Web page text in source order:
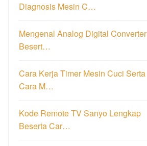
Diagnosis Mesin C…
Mengenal Analog Digital Converter
Besert…
Cara Kerja Timer Mesin Cuci Serta
Cara M…
Kode Remote TV Sanyo Lengkap
Beserta Car…